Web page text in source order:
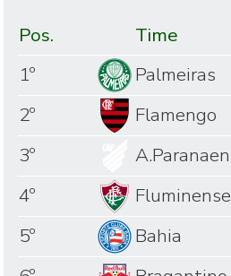
Pos. Time
1º
Palmeiras
2º
Flamengo
3º
4º
Fluminense
5º
Bahia